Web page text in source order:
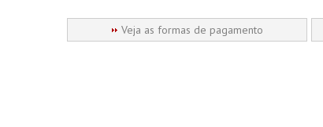
Veja as formas de pagamento